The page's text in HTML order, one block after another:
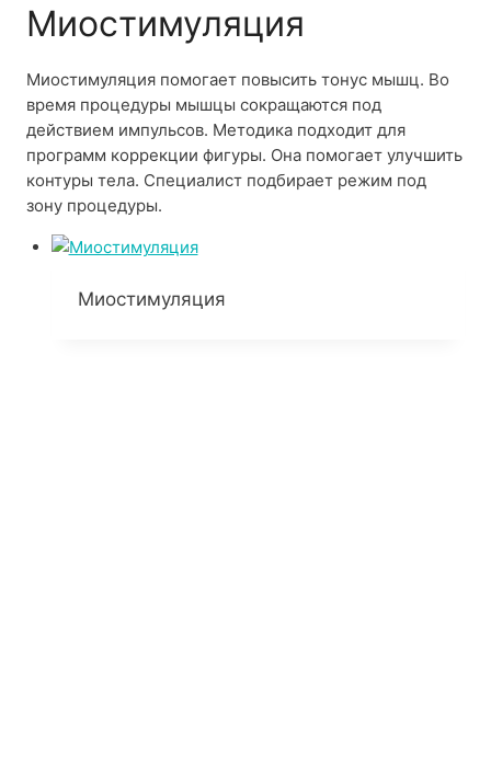
Миостимуляция
Миостимуляция помогает повысить тонус мышц. Во
время процедуры мышцы сокращаются под
действием импульсов. Методика подходит для
программ коррекции фигуры. Она помогает улучшить
контуры тела. Специалист подбирает режим под
зону процедуры.
Миостимуляция